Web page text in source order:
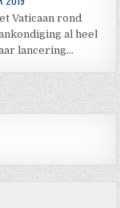
Vaticaan rond
al heel
lancering…